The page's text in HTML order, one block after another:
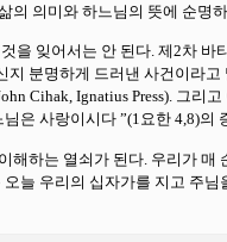
의 의미와 하느님의 뜻에 순명
을 잊어서는 안 된다. 제2차
분명하게 드러낸 사건이라
Cihak, Ignatius Press). 그
은 사랑이시다 ”(1요한 4,8)의
해하는 열쇠가 된다. 우리가
늘 우리의 십자가를 지고 주님